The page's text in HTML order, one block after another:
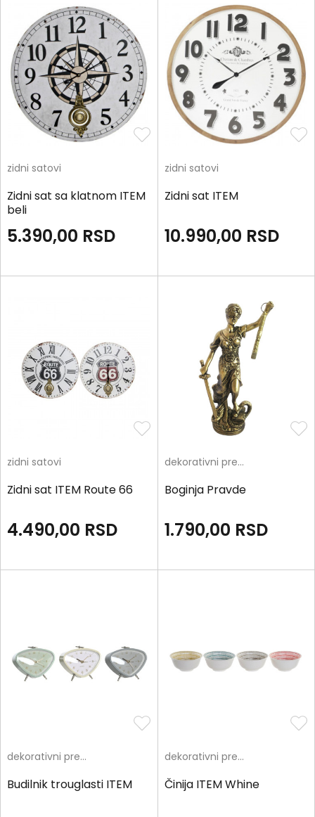
zidni satovi
Zidni sat sa klatnom ITEM
beli
5.390,00 RSD
zidni satovi
Zidni sat ITEM
10.990,00 RSD
zidni satovi
Zidni sat ITEM Route 66
4.490,00 RSD
dekorativni predmeti
Boginja Pravde
1.790,00 RSD
dekorativni predmeti
Budilnik trouglasti ITEM
dekorativni predmeti
Činija ITEM Whine